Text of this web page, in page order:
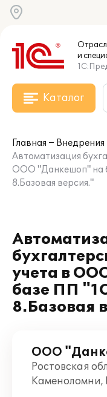
и
Каталог
Главная
Внедрения
Автоматизация
ООО "Данкешоп" на
8.Базовая версия."
учета в
базе ПП
8.Базовая
ООО
Ростовская
Каменоломни,